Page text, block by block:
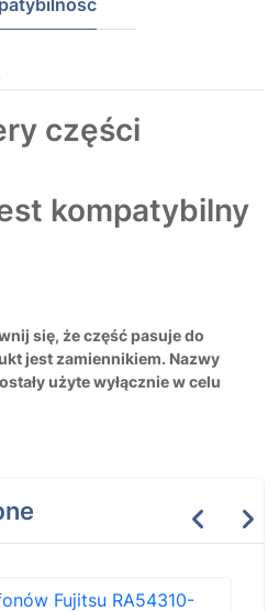
części
kompatybilny
się, że część pasuje do
jest zamiennikiem. Nazwy
użyte wyłącznie w celu